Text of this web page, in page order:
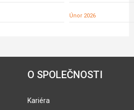
Únor 2026
O SPOLEČNOSTI
Kariéra